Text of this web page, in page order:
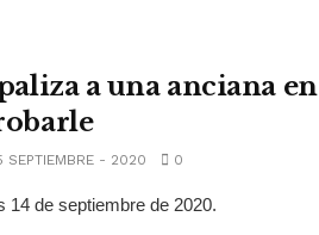
a una anciana en
SEPTIEMBRE - 2020 0
14 de septiembre de 2020.